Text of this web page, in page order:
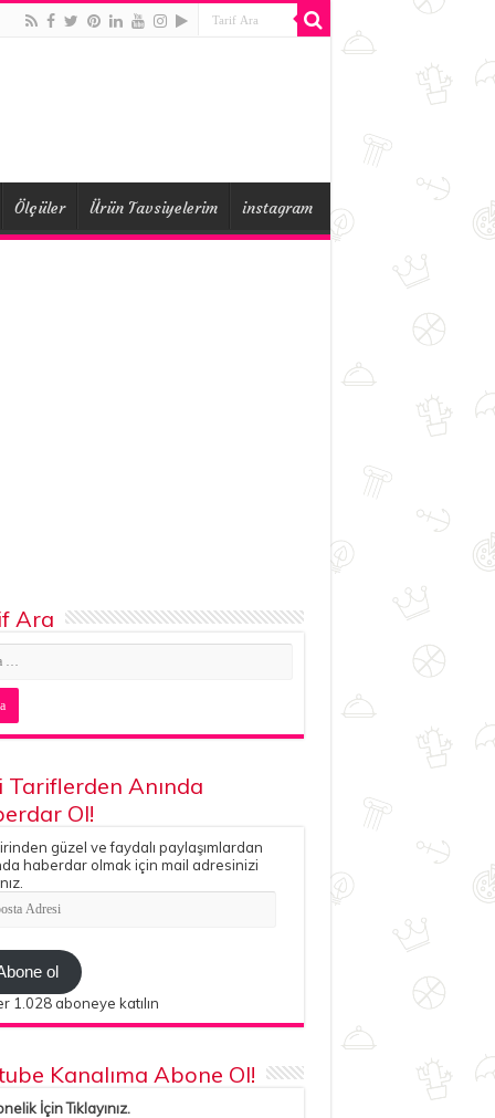
Ölçüler Ürün Tavsiyelerim instagram
Ara
Tariflerden Anında
Ol!
güzel ve faydalı paylaşımlardan
haberdar olmak için mail adresinizi
ol
1.028 aboneye katılın
Kanalıma Abone Ol!
İçin Tıklayınız.